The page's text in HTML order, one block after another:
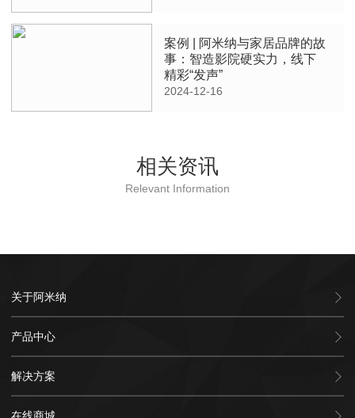
案例 | 阿米纳与家居品牌的故
事：智造影院硬实力，线下
精彩“发声”
2024-12-16
相关资讯
Relevant Information
关于阿米纳
产品中心
解决方案